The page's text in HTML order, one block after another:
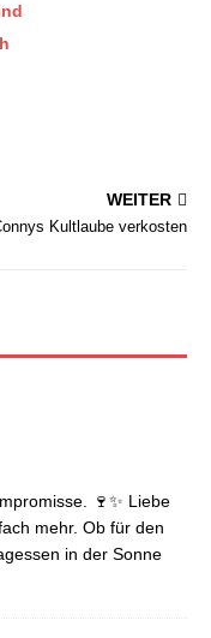
WEITER
Kultlaube verkosten
🍷✨ Liebe
mehr. Ob für den
in der Sonne